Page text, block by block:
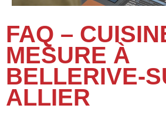
FAQ –
MESURE À
BELLERIVE-
ALLIER